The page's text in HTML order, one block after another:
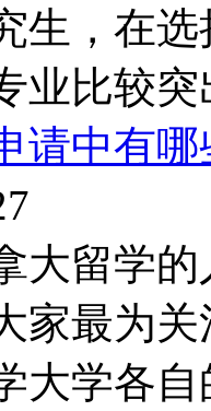
生，在
业比较
请中有
大留学
家最为
大学各